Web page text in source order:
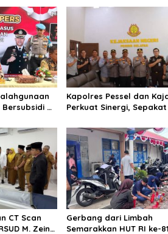
di
Kapolres Pessel dan
Perkuat Sinergi,
Profesional
CT Scan
M. Zein
Gerbang dari Limbah
Semarakkan HUT RI ke-